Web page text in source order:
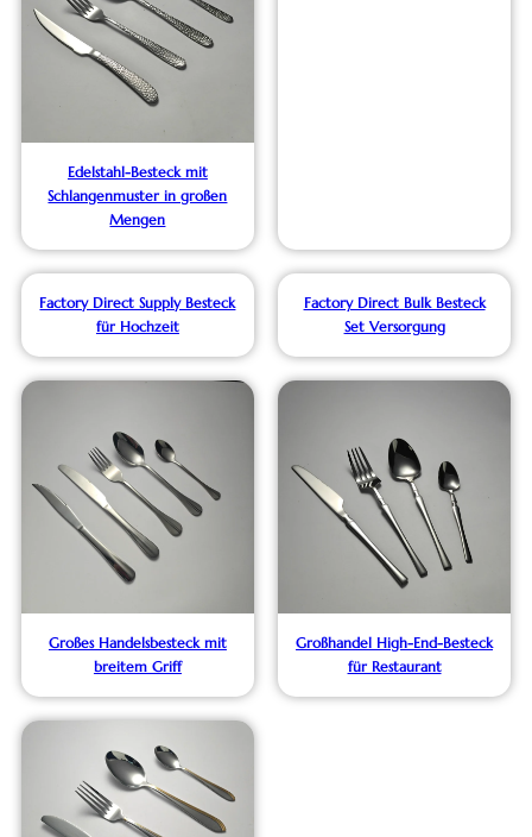
Edelstahl-Besteck mit
Schlangenmuster in großen
Mengen
Factory Direct Supply Besteck
für Hochzeit
Factory Direct Bulk Besteck
Set Versorgung
Großes Handelsbesteck mit
breitem Griff
Großhandel High-End-Besteck
für Restaurant